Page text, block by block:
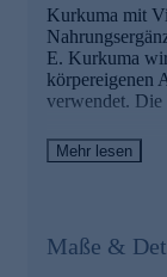
Bestellen Sie
Kurkuma mit
E. Kurkuma
körpereigenen
verwendet. Die
Kurkuma
Mehr lesen
Maße &